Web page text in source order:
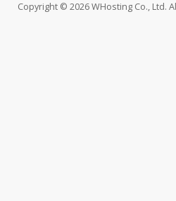
Copyright © 2026 WHosting Co., Ltd.